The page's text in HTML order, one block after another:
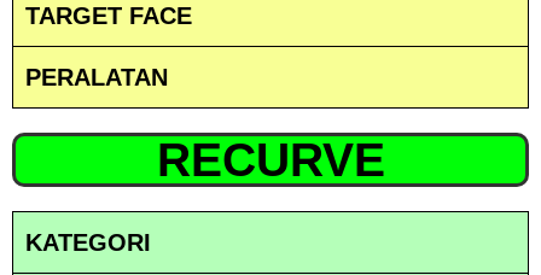
TARGET FACE
PERALATAN
RECURVE
KATEGORI